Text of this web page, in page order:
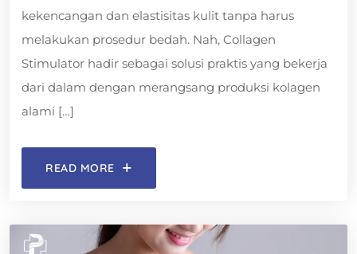
kekencangan dan elastisitas kulit tanpa harus
melakukan prosedur bedah. Nah, Collagen
Stimulator hadir sebagai solusi praktis yang bekerja
dari dalam dengan merangsang produksi kolagen
alami […]
READ MORE